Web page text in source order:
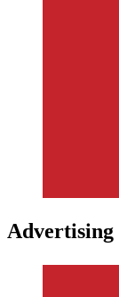
Advertising